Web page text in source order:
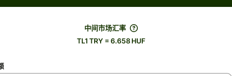
中间市场汇率
TL1 TRY = 6.658 HUF